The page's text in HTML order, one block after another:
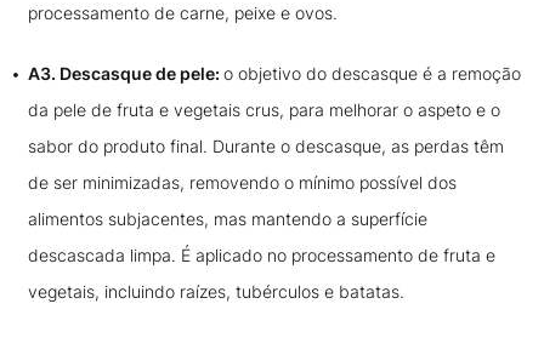
processamento de carne, peixe e ovos.
A3. Descasque de pele: o objetivo do descasque é a remoção
da pele de fruta e vegetais crus, para melhorar o aspeto e o
sabor do produto final. Durante o descasque, as perdas têm
de ser minimizadas, removendo o mínimo possível dos
alimentos subjacentes, mas mantendo a superfície
descascada limpa. É aplicado no processamento de fruta e
vegetais, incluindo raízes, tubérculos e batatas.